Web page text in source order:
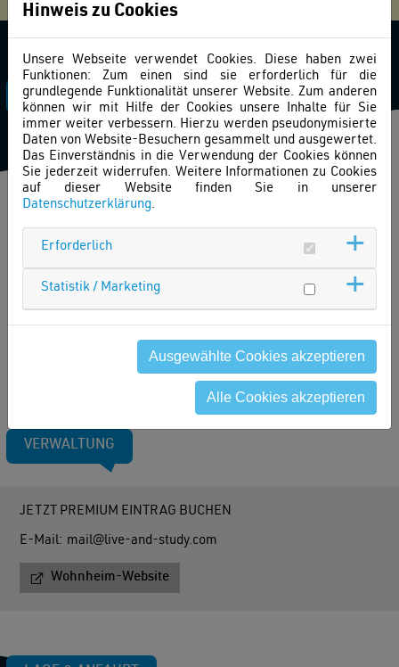
BILDERGALERIE
VERWALTUNG
JETZT PREMIUM EINTRAG BUCHEN
E-Mail: mail@live-and-study.com
Wohnheim-Website
Hinweis zu Cookies
Unsere Webseite verwendet Cookies. Diese haben zwei
Funktionen: Zum einen sind sie erforderlich für die
grundlegende Funktionalität unserer Website. Zum anderen
können wir mit Hilfe der Cookies unsere Inhalte für Sie
immer weiter verbessern. Hierzu werden pseudonymisierte
Daten von Website-Besuchern gesammelt und ausgewertet.
Das Einverständnis in die Verwendung der Cookies können
Sie jederzeit widerrufen. Weitere Informationen zu Cookies
auf dieser Website finden Sie in unserer
Datenschutzerklärung.
Erforderlich
Statistik / Marketing
Ausgewählte Cookies akzeptieren
Alle Cookies akzeptieren